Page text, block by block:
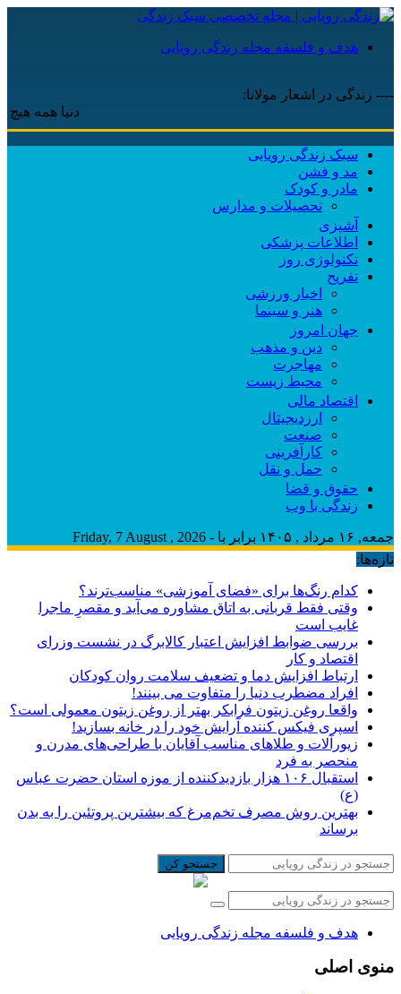
هدف و فلسفه مجله زندگی رویایی
---- زندگی در اشعار مولانا:
دنیا همه هیچ و اهل
سبک زندگی رویایی
مد و فشن
مادر و کودک
تحصیلات و مدارس
آشپزی
اطلاعات پزشکی
تکنولوژی روز
تفریح
اخبار ورزشی
هنر و سینما
جهان امروز
دین و مذهب
مهاجرت
محیط زیست
اقتصاد مالی
ارزدیجیتال
صنعت
کارآفرینی
حمل و نقل
حقوق و قضا
زندگی با وب
جمعه, ۱۶ مرداد , ۱۴۰۵ برابر با - Friday, 7 August , 2026
تازه‌ها:
کدام رنگ‌ها برای «فضای آموزشی» مناسب‌ترند؟
وقتی فقط قربانی به اتاق مشاوره می‌آید و مقصرِ ماجرا
غایب است
بررسی ضوابط افزایش اعتبار کالابرگ در نشست وزرای
اقتصاد و کار
ارتباط افزایش دما و تضعیف سلامت روان کودکان
افراد مضطرب دنیا را متفاوت می بینند!
واقعا روغن زیتون فرابکر بهتر از روغن زیتون معمولی است؟
اسپری فیکس کننده آرایش خود را در خانه بسازید!
زیورآلات و طلاهای مناسب آقایان با طراحی‌های مدرن و
منحصر به فرد
استقبال ۱۰۶ هزار بازدیدکننده از موزه استان حضرت عباس
(ع)
بهترین روش مصرف تخم‌مرغ که بیشترین پروتئین را به بدن
برساند
جستجو کن
هدف و فلسفه مجله زندگی رویایی
منوی اصلی